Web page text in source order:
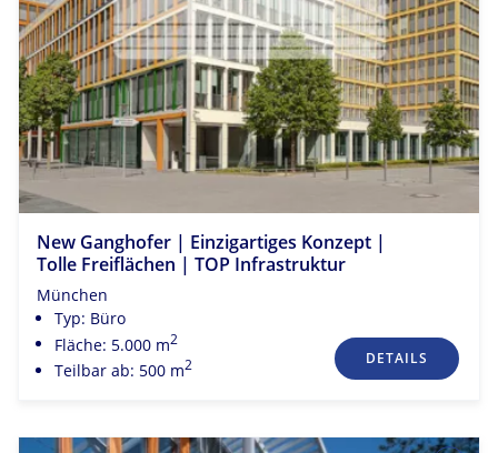
New Ganghofer | Einzigartiges Konzept |
Tolle Freiflächen | TOP Infrastruktur
München
Typ: Büro
Fläche: 5.000 m2
Teilbar ab: 500 m2 DETAILS